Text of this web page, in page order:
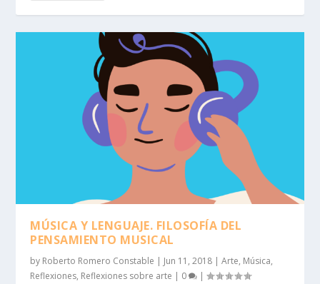
MÚSICA Y LENGUAJE. FILOSOFÍA DEL
PENSAMIENTO MUSICAL
by Roberto Romero Constable | Jun 11, 2018 |Arte, Música,
Reflexiones, Reflexiones sobre arte | 0 |